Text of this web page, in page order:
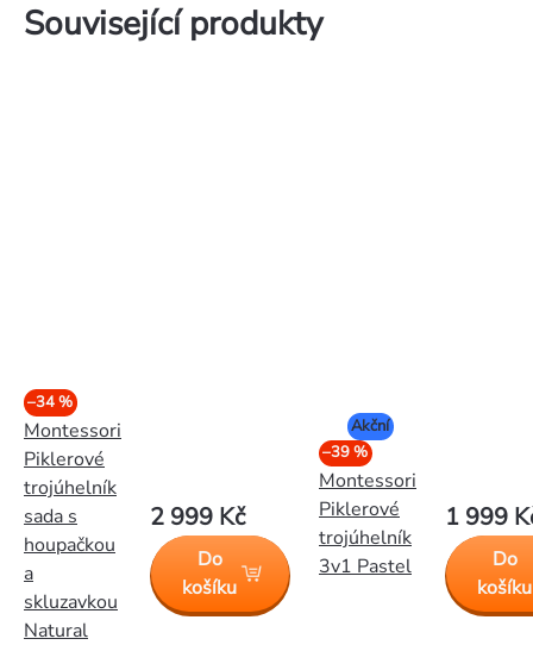
Související produkty
–34 %
Montessori
Piklerové
trojúhelník
sada s
houpačkou
a
skluzavkou
Natural
2 999 Kč
Do
košíku
Akční
–39 %
Montessori
Piklerové
trojúhelník
3v1 Pastel
1 999
Do
košíku